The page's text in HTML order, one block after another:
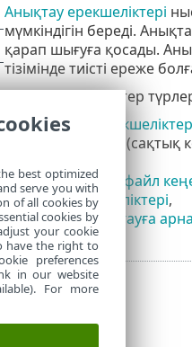
Анықтау ерекшеліктері
мүмкіндігін береді.
қарап шығуға қосады.
тізімінде тиісті ереже
Басқа ерекшеліктер
• Процесс
қосылмайды (сақтық
• Қосылмаған файл
• HIPS ерекшеліктері,
• Бұлттық қорғауға
best optimized
serve you with
of all cookies by
cookies by
your cookie
have the right to
preferences
in our website
For more